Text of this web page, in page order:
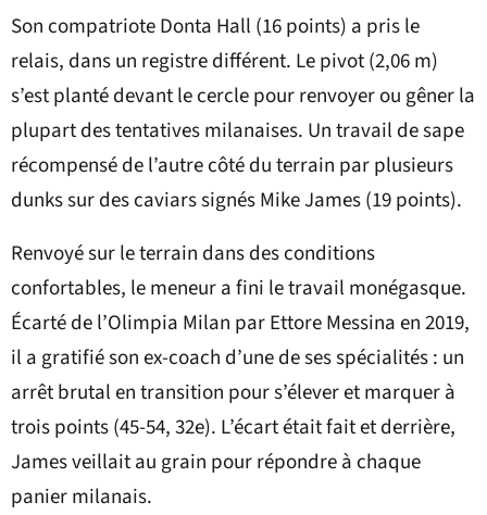
Son compatriote Donta Hall (16 points) a pris le
relais, dans un registre différent. Le pivot (2,06 m)
s’est planté devant le cercle pour renvoyer ou gêner la
plupart des tentatives milanaises. Un travail de sape
récompensé de l’autre côté du terrain par plusieurs
dunks sur des caviars signés Mike James (19 points).
Renvoyé sur le terrain dans des conditions
confortables, le meneur a fini le travail monégasque.
Écarté de l’Olimpia Milan par Ettore Messina en 2019,
il a gratifié son ex-coach d’une de ses spécialités : un
arrêt brutal en transition pour s’élever et marquer à
trois points (45-54, 32e). L’écart était fait et derrière,
James veillait au grain pour répondre à chaque
panier milanais.